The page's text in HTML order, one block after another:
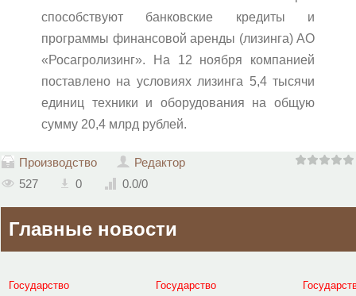
способствуют банковские кредиты и
программы финансовой аренды (лизинга) АО
«Росагролизинг». На 12 ноября компанией
поставлено на условиях лизинга 5,4 тысячи
единиц техники и оборудования на общую
сумму 20,4 млрд рублей.
Производство
Редактор
527
0 0.0/0
Главные новости
Государство Государство